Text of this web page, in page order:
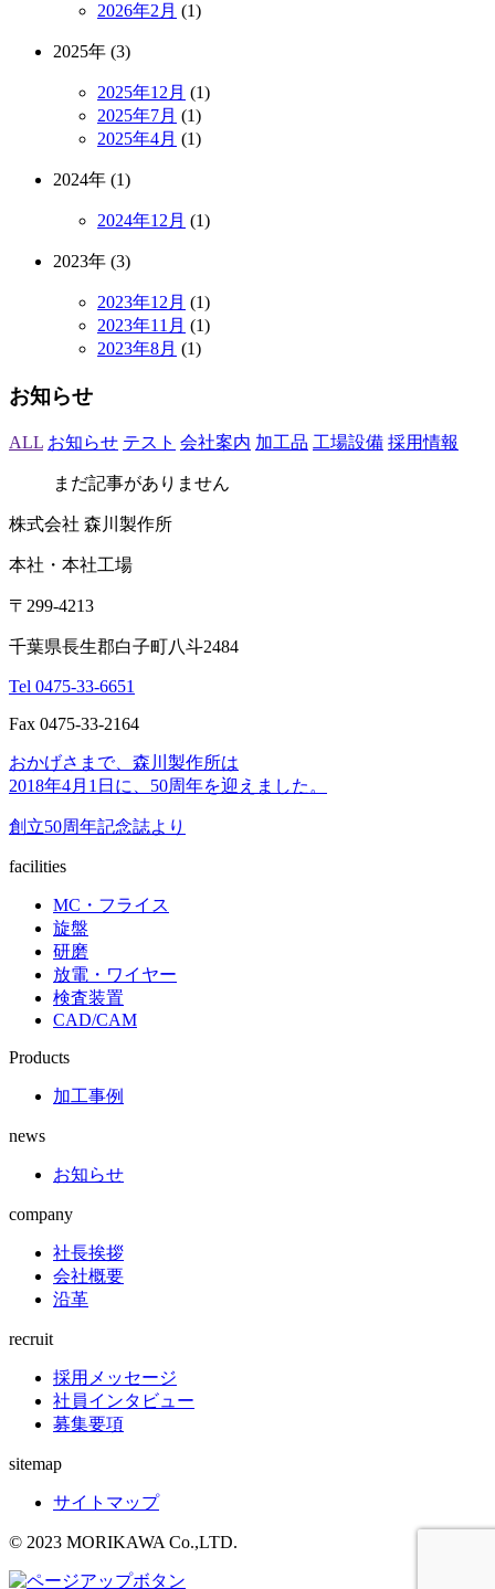
2026年2月 (1)
2025年 (3)
2025年12月 (1)
2025年7月 (1)
2025年4月 (1)
2024年 (1)
2024年12月 (1)
2023年 (3)
2023年12月 (1)
2023年11月 (1)
2023年8月 (1)
お知らせ
ALL お知らせ テスト 会社案内 加工品 工場設備 採用情報
まだ記事がありません
株式会社 森川製作所
本社・本社工場
〒299-4213
千葉県長生郡白子町八斗2484
Tel 0475-33-6651
Fax 0475-33-2164
おかげさまで、森川製作所は
2018年4月1日に、50周年を迎えました。
創立50周年記念誌より
facilities
MC・フライス
旋盤
研磨
放電・ワイヤー
検査装置
CAD/CAM
Products
加工事例
news
お知らせ
company
社長挨拶
会社概要
沿革
recruit
採用メッセージ
社員インタビュー
募集要項
sitemap
サイトマップ
© 2023 MORIKAWA Co.,LTD.